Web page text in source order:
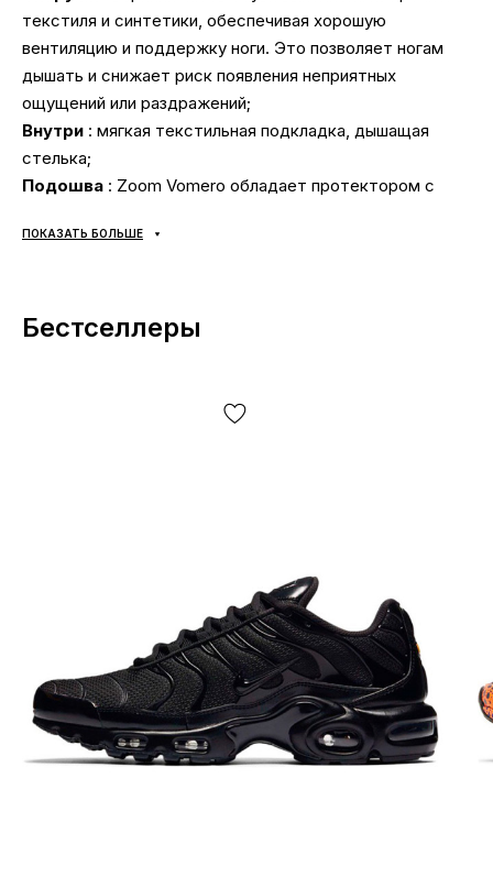
текстиля и синтетики, обеспечивая хорошую
вентиляцию и поддержку ноги. Это позволяет ногам
дышать и снижает риск появления неприятных
ощущений или раздражений;
Внутри : мягкая текстильная подкладка, дышащая
стелька;
Подошва : Zoom Vomero обладает протектором с
делает их пригодными для использования на различных
Сезонность: универсальная;
(например — товара нет в
наличии у нас на складе, но есть у партнеров). Если
вам не подойдет что-нибудь, просто оставьте
посылку и не покупайте ее, это абсолютно бесплатно.
Товарподлежит обмену и возврату (см. условия на
стр. «Оплата»).
ПОКАЗАТЬ БОЛЬШЕ
Бестселлеры